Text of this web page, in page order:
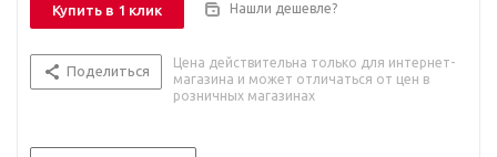
Купить в 1 клик Нашли дешевле?
Поделиться
Цена действительна только для интернет-
магазина и может отличаться от цен в
розничных магазинах